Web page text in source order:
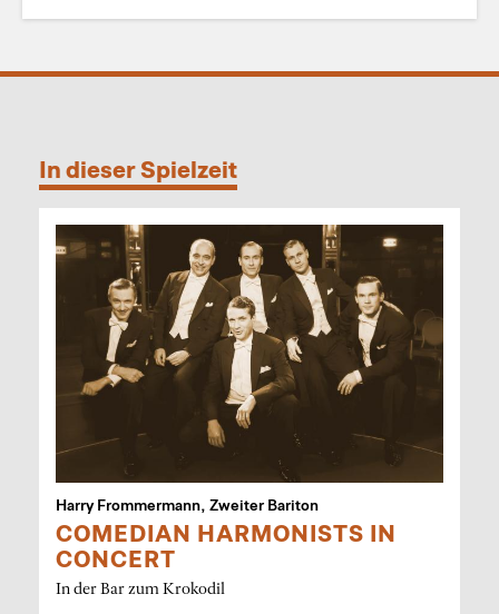
In dieser Spielzeit
Harry Frommermann, Zweiter Bariton
COMEDIAN HARMONISTS IN
CONCERT
In der Bar zum Krokodil